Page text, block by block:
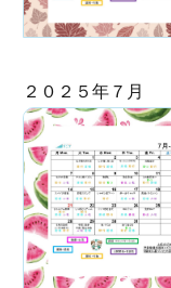
２０２５年７月